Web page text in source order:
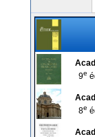
9e
8e